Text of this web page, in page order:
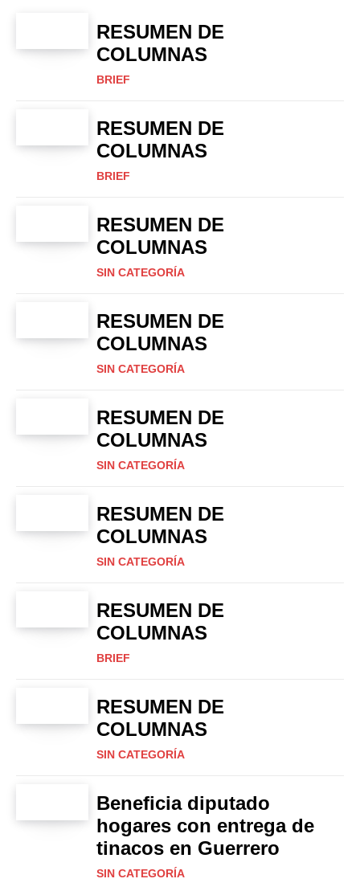
RESUMEN DE
COLUMNAS
BRIEF
RESUMEN DE
COLUMNAS
BRIEF
RESUMEN DE
COLUMNAS
SIN CATEGORÍA
RESUMEN DE
COLUMNAS
SIN CATEGORÍA
RESUMEN DE
COLUMNAS
SIN CATEGORÍA
RESUMEN DE
COLUMNAS
SIN CATEGORÍA
RESUMEN DE
COLUMNAS
BRIEF
RESUMEN DE
COLUMNAS
SIN CATEGORÍA
Beneficia diputado
hogares con entrega de
tinacos en Guerrero
SIN CATEGORÍA